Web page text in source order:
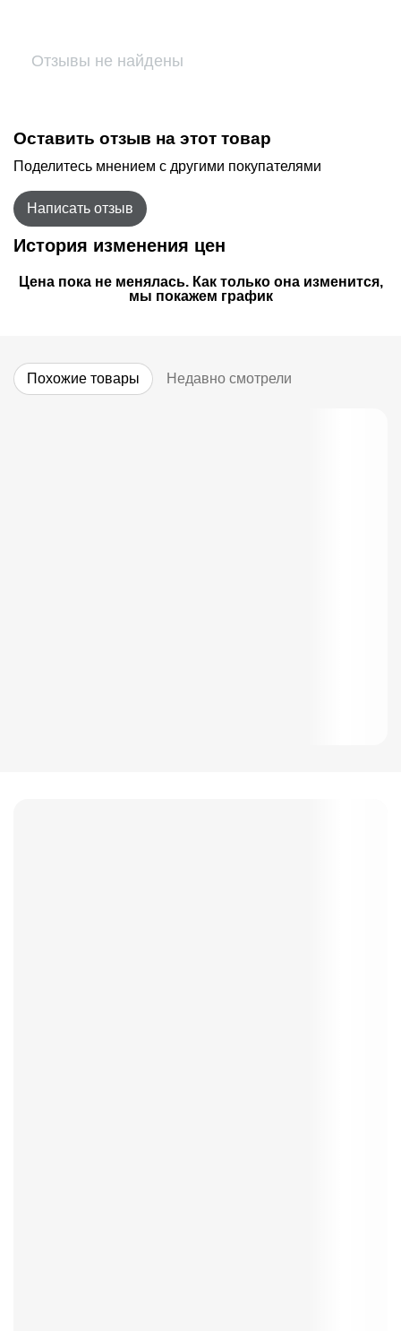
Отзывы не найдены
Оставить отзыв на этот товар
Поделитесь мнением с другими покупателями
Написать отзыв
История изменения цен
Цена пока не менялась. Как только она изменится,
мы покажем график
Похожие товары Недавно смотрели